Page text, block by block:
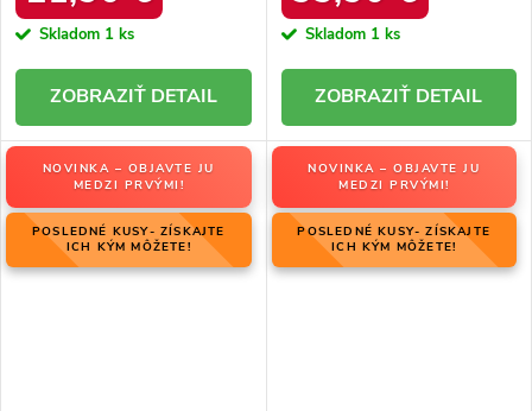
Skladom 1 ks
DETAIL
Skladom 1 ks
DETAIL
NOVINKA – OBJAVTE JU
MEDZI PRVÝMI!
POSLEDNÉ KUSY- ZÍSKAJTE
ICH KÝM MÔŽETE!
NOVINKA – OBJAVTE JU
MEDZI PRVÝMI!
POSLEDNÉ KUSY- ZÍSKAJTE
ICH KÝM MÔŽETE!